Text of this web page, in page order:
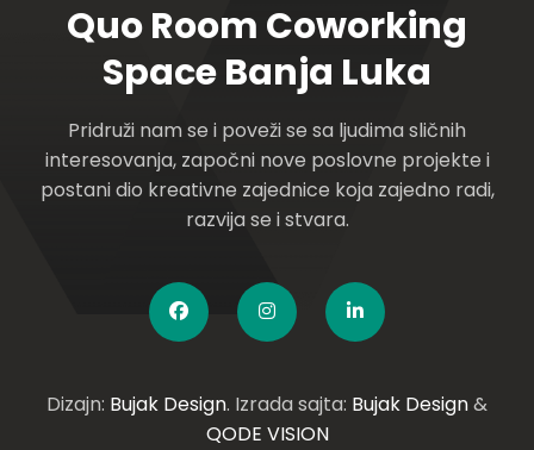
Quo Room Coworking
Space Banja Luka
Pridruži nam se i poveži se sa ljudima sličnih
interesovanja, započni nove poslovne projekte i
postani dio kreativne zajednice koja zajedno radi,
razvija se i stvara.
Dizajn: Bujak Design. Izrada sajta: Bujak Design&
QODE VISION